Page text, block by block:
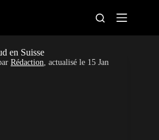
CAN féminine
en Suisse
Rédaction, actualisé le 15 Jan